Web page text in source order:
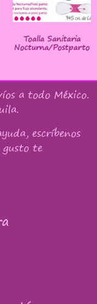
Toalla Sanitaria
Nocturna/Postparto
a todo México.
escríbenos
gusto te